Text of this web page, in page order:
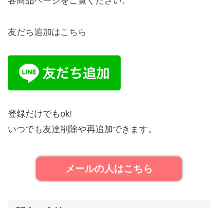
友だち追加はこちら
登録だけでもok!
いつでも友達削除や再追加できます。
メールの人はこちら